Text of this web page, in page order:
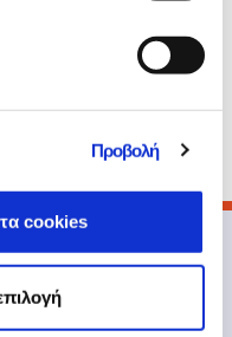
Προβολή
cookies
γίνεται
Πειραιώς.